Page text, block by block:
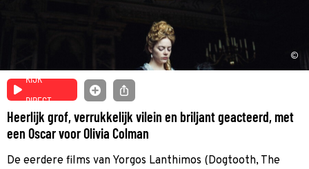
©
KIJK
DIRECT
Heerlijk grof, verrukkelijk vilein en briljant geacteerd, met
een Oscar voor Olivia Colman
De eerdere films van Yorgos Lanthimos (Dogtooth, The